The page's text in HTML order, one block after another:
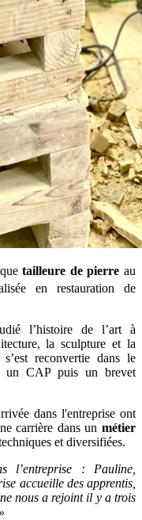
tailleure de pierre au
en restauration de
l’histoire de l’art à
la sculpture et la
reconvertie dans le
un CAP puis un brevet
dans l'entreprise ont
carrière dans un métier
et diversifiées.
l’entreprise : Pauline,
accueille des apprentis,
nous a rejoint il y a trois
»